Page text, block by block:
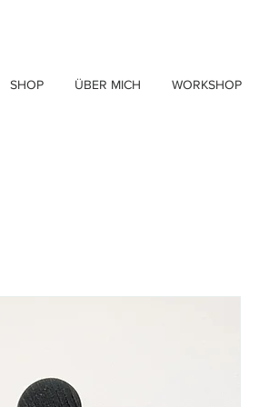
SHOP ÜBER MICH WORKSHOP